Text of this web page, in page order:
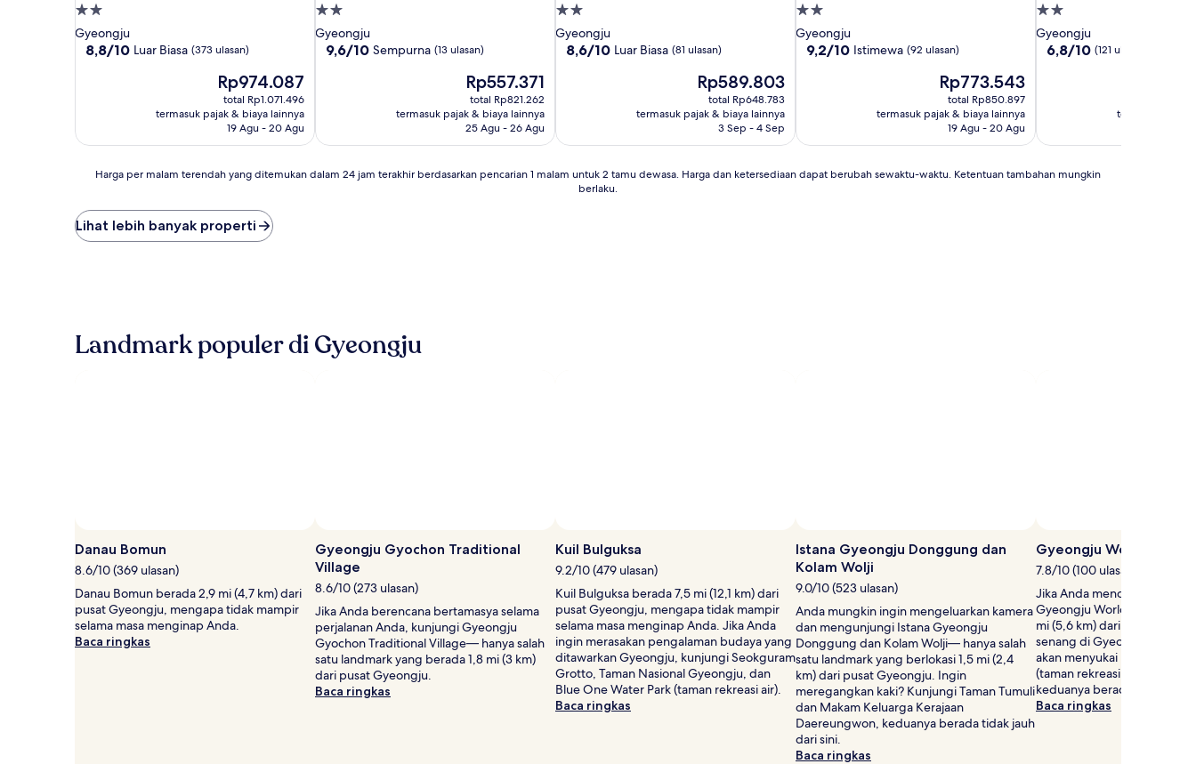
Properti
bintang
2.0
Gyeongju
8.8
ulasan)
8,8/10 Luar Biasa (373 ulasan)
Harga
sekarang
Rp974.087
Rp974.087
total Rp1.071.496
termasuk pajak & biaya lainnya
19 Agu - 20 Agu
Properti
bintang
2.0
Gyeongju
9.6
9,6/10 Sempurna (13 ulasan)
Harga
sekarang
Rp557.371
Rp557.371
total Rp821.262
termasuk pajak & biaya lainnya
25 Agu - 26 Agu
Properti
bintang
2.0
Gyeongju
8.6
ulasan)
8,6/10 Luar Biasa (81 ulasan)
Harga
sekarang
Rp589.803
Rp589.803
total Rp648.783
termasuk pajak & biaya lainnya
3 Sep - 4 Sep
Properti
bintang
2.0
Gyeongju
9.2
9,2/10 Istimewa (92 ulasan)
Harga
sekarang
Rp773.543
Rp773.543
total Rp850.897
termasuk pajak & biaya lainnya
19 Agu - 20 Agu
Properti
bintang
2.0
Gyeongju
6.8
6,8/10 (121 ulasan)
termasuk pajak
Harga
malam
terendah
yang
berdasarkan
pencarian
sewaktu-
waktu.
Ketentuan
tambahan
mungkin
berlaku.
Harga per malam terendah yang ditemukan dalam 24 jam terakhir berdasarkan pencarian 1 malam untuk 2 tamu dewasa. Harga dan ketersediaan dapat berubah sewaktu-waktu. Ketentuan tambahan mungkin
berlaku.
Lihat lebih banyak properti
Landmark populer di Gyeongju
Danau Bomun
8.6/10 (369 ulasan)
Danau Bomun berada 2,9 mi (4,7 km) dari
pusat Gyeongju, mengapa tidak mampir
selama masa menginap Anda.
Baca ringkas
Gyeongju Gyochon Traditional
Village
8.6/10 (273 ulasan)
Jika Anda berencana bertamasya selama
perjalanan Anda, kunjungi Gyeongju
Gyochon Traditional Village— hanya salah
satu landmark yang berada 1,8 mi (3 km)
dari pusat Gyeongju.
Baca ringkas
Kuil Bulguksa
9.2/10 (479 ulasan)
Kuil Bulguksa berada 7,5 mi (12,1 km) dari
pusat Gyeongju, mengapa tidak mampir
selama masa menginap Anda. Jika Anda
ingin merasakan pengalaman budaya yang
ditawarkan Gyeongju, kunjungi Seokguram
Grotto, Taman Nasional Gyeongju, dan
Blue One Water Park (taman rekreasi air).
Baca ringkas
Istana Gyeongju Donggung dan
Kolam Wolji
9.0/10 (523 ulasan)
Anda mungkin ingin mengeluarkan kamera
dan mengunjungi Istana Gyeongju
Donggung dan Kolam Wolji— hanya salah
satu landmark yang berlokasi 1,5 mi (2,4
km) dari pusat Gyeongju. Ingin
meregangkan kaki? Kunjungi Taman Tumuli
dan Makam Keluarga Kerajaan
Daereungwon, keduanya berada tidak jauh
dari sini.
Baca ringkas
Gyeongju World Resort
7.8/10 (100 ulasan)
Jika Anda mencari
Gyeongju World Resort,
mi (5,6 km) dari pusat
senang di Gyeongju World
akan menyukai Blue One
(taman rekreasi air) dan
keduanya berada tidak jauh
Baca ringkas